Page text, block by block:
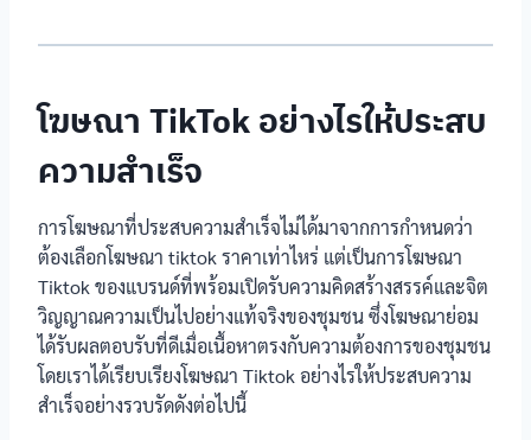
โฆษณา TikTok อย่างไรให้ประสบ
ความสำเร็จ
การโฆษณาที่ประสบความสำเร็จไม่ได้มาจากการกำหนดว่า
ต้องเลือกโฆษณา tiktok ราคาเท่าไหร่ แต่เป็นการโฆษณา
Tiktok ของแบรนด์ที่พร้อมเปิดรับความคิดสร้างสรรค์และจิต
วิญญาณความเป็นไปอย่างแท้จริงของชุมชน ซึ่งโฆษณาย่อม
ได้รับผลตอบรับที่ดีเมื่อเนื้อหาตรงกับความต้องการของชุมชน
โดยเราได้เรียบเรียงโฆษณา Tiktok อย่างไรให้ประสบความ
สำเร็จอย่างรวบรัดดังต่อไปนี้